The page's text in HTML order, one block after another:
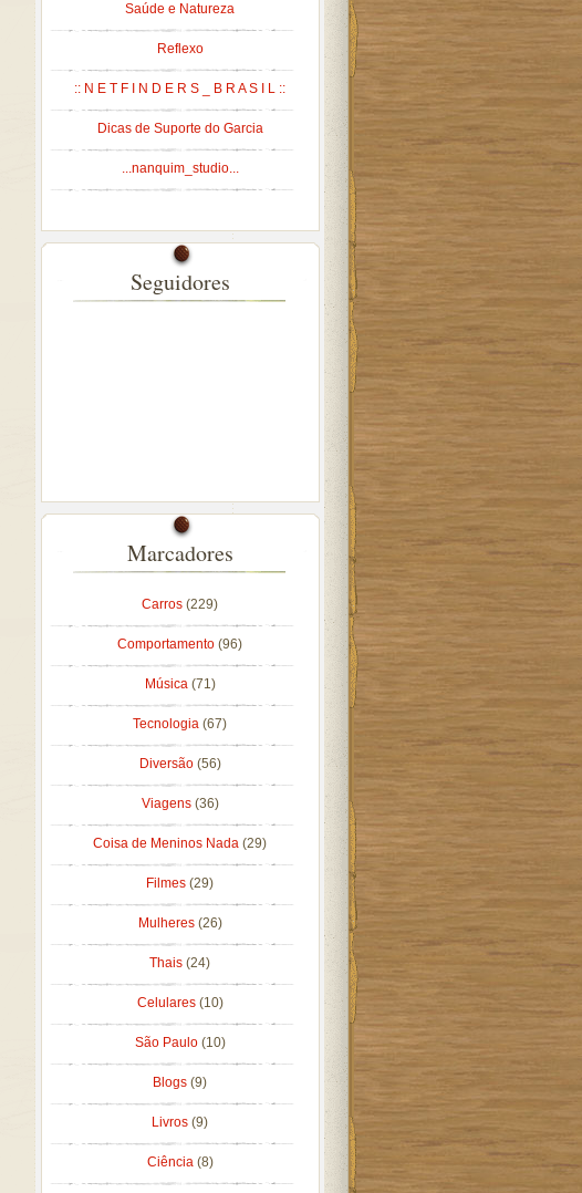
Saúde e Natureza
Reflexo
:: N E T F I N D E R S _ B R A S I L ::
Dicas de Suporte do Garcia
...nanquim_studio...
Seguidores
Marcadores
Carros (229)
Comportamento (96)
Música (71)
Tecnologia (67)
Diversão (56)
Viagens (36)
Coisa de Meninos Nada (29)
Filmes (29)
Mulheres (26)
Thais (24)
Celulares (10)
São Paulo (10)
Blogs (9)
Livros (9)
Ciência (8)